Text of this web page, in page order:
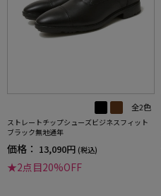
全2色
ストレートチップシューズビジネスフィット
ブラック無地通年
価格： 13,090円 (税込)
★2点目20%OFF